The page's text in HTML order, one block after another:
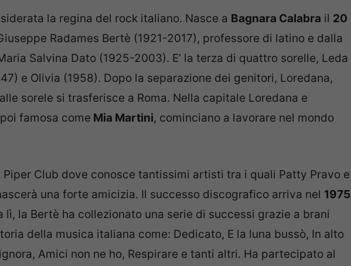
la regina del rock italiano. Nasce a Bagnara Calabra il 20
Radames Bertè (1921-2017), professore di latino e dalla
Salvina Dato (1925-2003). E’ la terza di quattro sorelle, Leda
e Olivia (1958). Dopo la separazione dei genitori, Loredana,
sorele si trasferisce a Roma. Nella capitale Loredana e
famosa come Mia Martini, cominciano a lavorare nel mondo
Club dove conosce tantissimi artisti tra i quali Patty Pravo e
una forte amicizia. Il successo discografico arriva nel 1975
lì, la Bertè ha collezionato una serie di successi grazie a brani
della musica italiana come: Dedicato, E la luna bussò, In alto
Amici non ne ho, Respirare e tanti altri. Ha partecipato al